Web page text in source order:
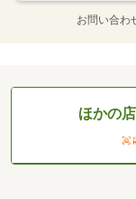
お問い合わ
ほかの